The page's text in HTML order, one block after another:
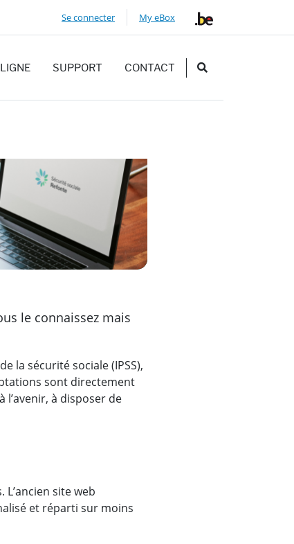
Se connecter My eBox
SUPPORT CONTACT
le connaissez mais
la sécurité sociale (IPSS),
sont directement
l’avenir, à disposer de
site web
et réparti sur moins